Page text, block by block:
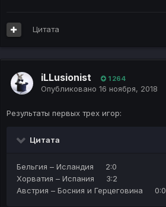
Цитата
iLLusionist 1 264
Опубликовано 16 ноября, 2018
Результаты первых трех игор:
Цитата
Бельгия – Исландия 2:0
Хорватия – Испания 3:2
Австрия – Босния и Герцеговина 0:0